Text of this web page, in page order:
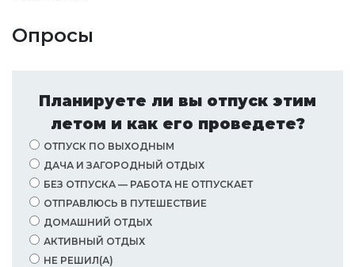
Опросы
Планируете ли вы отпуск этим
летом и как его проведете?
ОТПУСК ПО ВЫХОДНЫМ
ДАЧА И ЗАГОРОДНЫЙ ОТДЫХ
БЕЗ ОТПУСКА — РАБОТА НЕ ОТПУСКАЕТ
ОТПРАВЛЮСЬ В ПУТЕШЕСТВИЕ
ДОМАШНИЙ ОТДЫХ
АКТИВНЫЙ ОТДЫХ
НЕ РЕШИЛ(А)